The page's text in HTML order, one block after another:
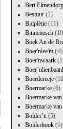
Bert Elmendorp
Bestuur(2)
Bidplètie(11)
Binnenesch
Boek An de
Boer'nlee'm
Boer'nwaark
Boerdereeje
Boermarke(6)
Boermarke
Boermarke van
Bolder’n(5)
Bolderhook(1)